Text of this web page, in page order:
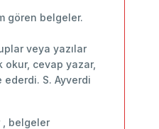
gören belgeler.
veya yazılar
okur, cevap yazar,
S. Ayverdi
, belgeler